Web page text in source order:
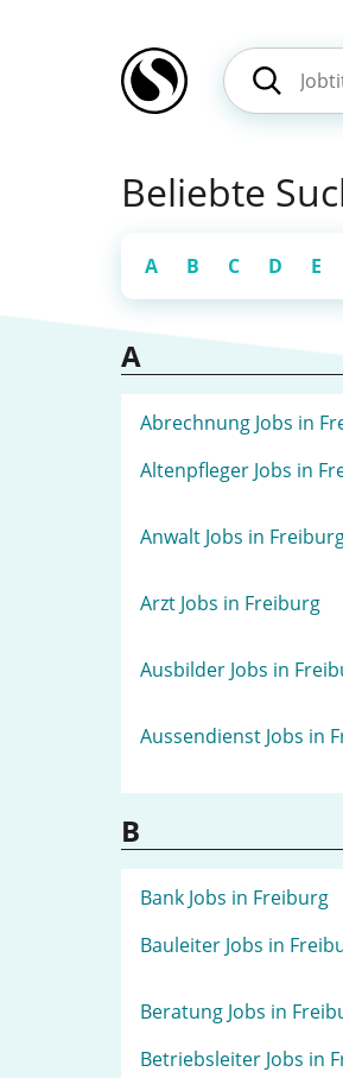
Beliebte
A B C D E
A
Abrechnung Jobs in
Altenpfleger Jobs in
Anwalt Jobs in
Arzt Jobs in Freiburg
Ausbilder Jobs in
Aussendienst Jobs in
B
Bank Jobs in Freiburg
Bauleiter Jobs in
Beratung Jobs in
Betriebsleiter Jobs in